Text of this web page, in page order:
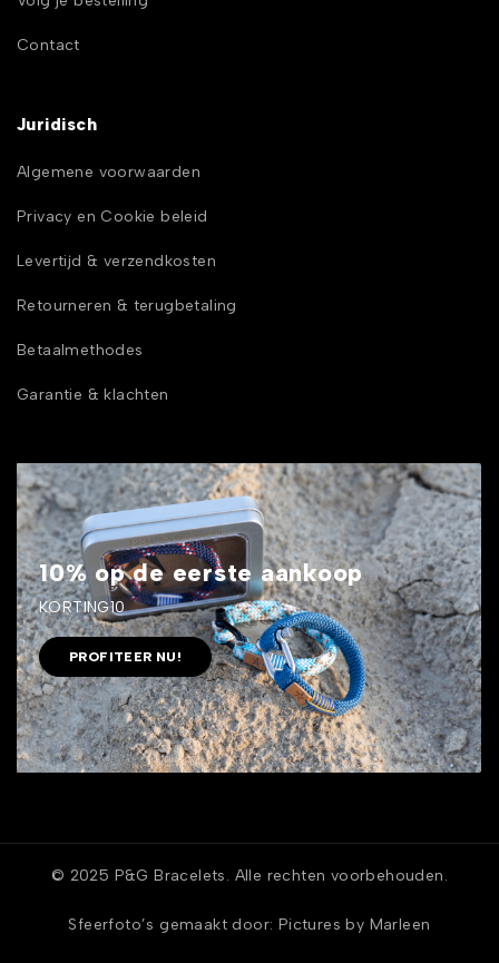
Contact
Juridisch
Algemene voorwaarden
Privacy en Cookie beleid
Levertijd & verzendkosten
Retourneren & terugbetaling
Betaalmethodes
Garantie & klachten
10% op de eerste aankoop
KORTING10
PROFITEER NU!
© 2025 P&G Bracelets. Alle rechten voorbehouden.
Sfeerfoto’s gemaakt door: Pictures by Marleen